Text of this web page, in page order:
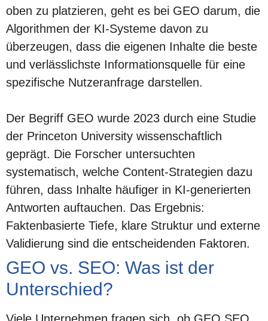
oben zu platzieren, geht es bei GEO darum, die
Algorithmen der KI-Systeme davon zu
überzeugen, dass die eigenen Inhalte die beste
und verlässlichste Informationsquelle für eine
spezifische Nutzeranfrage darstellen.
Der Begriff GEO wurde 2023 durch eine Studie
der Princeton University wissenschaftlich
geprägt. Die Forscher untersuchten
systematisch, welche Content-Strategien dazu
führen, dass Inhalte häufiger in KI-generierten
Antworten auftauchen. Das Ergebnis:
Faktenbasierte Tiefe, klare Struktur und externe
Validierung sind die entscheidenden Faktoren.
GEO vs. SEO: Was ist der
Unterschied?